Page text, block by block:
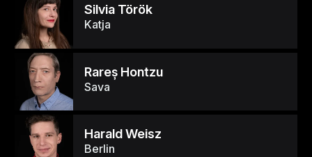
Silvia Török
Katja
Rareş Hontzu
Sava
Harald Weisz
Berlin